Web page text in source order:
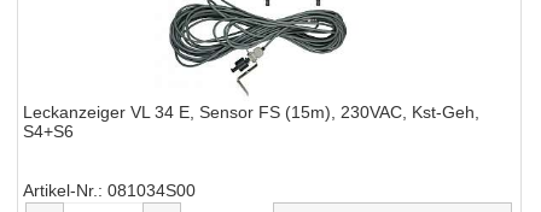
Leckanzeiger VL 34 E, Sensor FS (15m), 230VAC, Kst-Geh,
S4+S6
Artikel-Nr.
081034S00